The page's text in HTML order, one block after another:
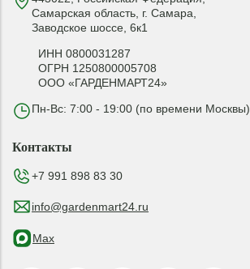
Самарская область, г. Самара,
Заводское шоссе, 6к1
ИНН 0800031287
ОГРН 1250800005708
ООО «ГАРДЕНМАРТ24»
Пн-Вс: 7:00 - 19:00 (по времени Москвы)
Контакты
+7 991 898 83 30
info@gardenmart24.ru
Max